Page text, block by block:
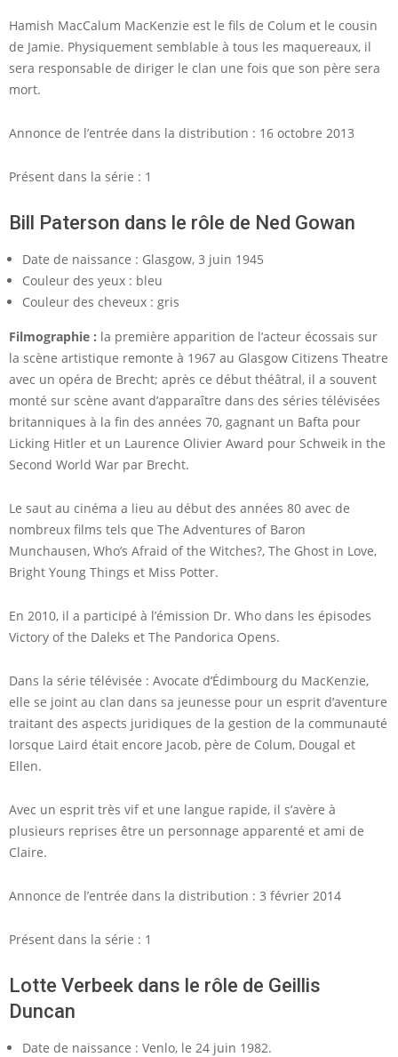
Hamish MacCalum MacKenzie est le fils de Colum et le cousin
de Jamie. Physiquement semblable à tous les maquereaux, il
sera responsable de diriger le clan une fois que son père sera
mort.
Annonce de l’entrée dans la distribution : 16 octobre 2013
Présent dans la série : 1
Bill Paterson dans le rôle de Ned Gowan
Date de naissance : Glasgow, 3 juin 1945
Couleur des yeux : bleu
Couleur des cheveux : gris
Filmographie : la première apparition de l’acteur écossais sur
la scène artistique remonte à 1967 au Glasgow Citizens Theatre
avec un opéra de Brecht; après ce début théâtral, il a souvent
monté sur scène avant d’apparaître dans des séries télévisées
britanniques à la fin des années 70, gagnant un Bafta pour
Licking Hitler et un Laurence Olivier Award pour Schweik in the
Second World War par Brecht.
Le saut au cinéma a lieu au début des années 80 avec de
nombreux films tels que The Adventures of Baron
Munchausen, Who’s Afraid of the Witches?, The Ghost in Love,
Bright Young Things et Miss Potter.
En 2010, il a participé à l’émission Dr. Who dans les épisodes
Victory of the Daleks et The Pandorica Opens.
Dans la série télévisée : Avocate d’Édimbourg du MacKenzie,
elle se joint au clan dans sa jeunesse pour un esprit d’aventure
traitant des aspects juridiques de la gestion de la communauté
lorsque Laird était encore Jacob, père de Colum, Dougal et
Ellen.
Avec un esprit très vif et une langue rapide, il s’avère à
plusieurs reprises être un personnage apparenté et ami de
Claire.
Annonce de l’entrée dans la distribution : 3 février 2014
Présent dans la série : 1
Lotte Verbeek dans le rôle de Geillis
Duncan
Date de naissance : Venlo, le 24 juin 1982.